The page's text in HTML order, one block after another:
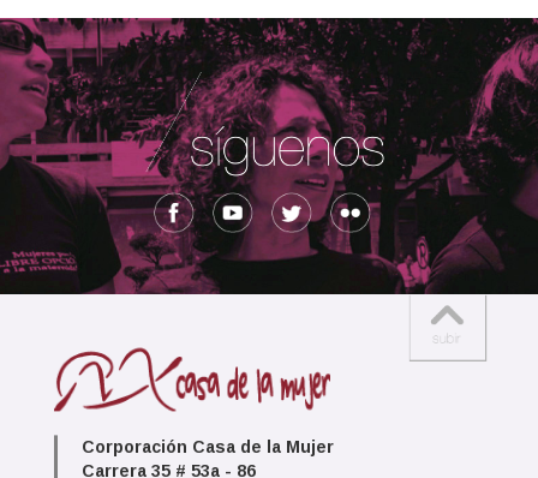
Corporación Casa de la Mujer
Carrera 35 # 53a - 86